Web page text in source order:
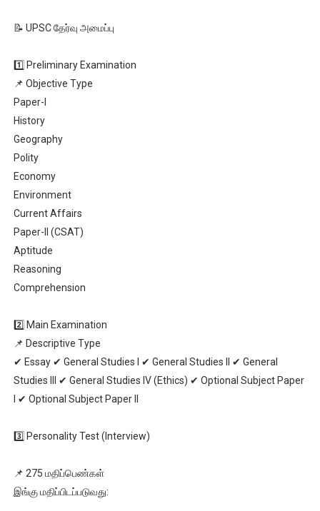
📝 UPSC தேர்வு அமைப்பு
1️⃣ Preliminary Examination
📌 Objective Type
Paper-I
History
Geography
Polity
Economy
Environment
Current Affairs
Paper-II (CSAT)
Aptitude
Reasoning
Comprehension
2️⃣ Main Examination
📌 Descriptive Type
✔ Essay ✔ General Studies I ✔ General Studies II ✔ General
Studies III ✔ General Studies IV (Ethics) ✔ Optional Subject Paper
I ✔ Optional Subject Paper II
3️⃣ Personality Test (Interview)
📌 275 மதிப்பெண்கள்
இங்கு மதிப்பிடப்படுவது: